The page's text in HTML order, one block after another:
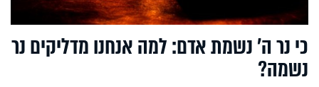
כי נר ה’ נשמת אדם: למה אנחנו מדליקים נר
נשמה?